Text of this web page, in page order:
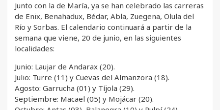
Junto con la de María, ya se han celebrado las carreras
de Enix, Benahadux, Bédar, Abla, Zuegena, Olula del
Río y Sorbas. El calendario continuará a partir de la
semana que viene, 20 de junio, en las siguientes
localidades:
Junio: Laujar de Andarax (20).
Julio: Turre (11) y Cuevas del Almanzora (18).
Agosto: Garrucha (01) y Tíjola (29).
Septiembre: Macael (05) y Mojácar (20).